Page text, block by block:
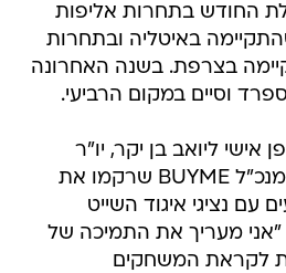
החודש בתחרות אליפות
באיטליה ובתחרות
בצרפת. בשנה האחרונה
וסיים במקום הרביעי.
אישי ליואב בן יקר, יו"ר
BUYME ולתומר כהן, מנכ"ל BUYME שרקמו את
נציגי איגוד השייט
מעריך את התמיכה של
לקראת המשחקים